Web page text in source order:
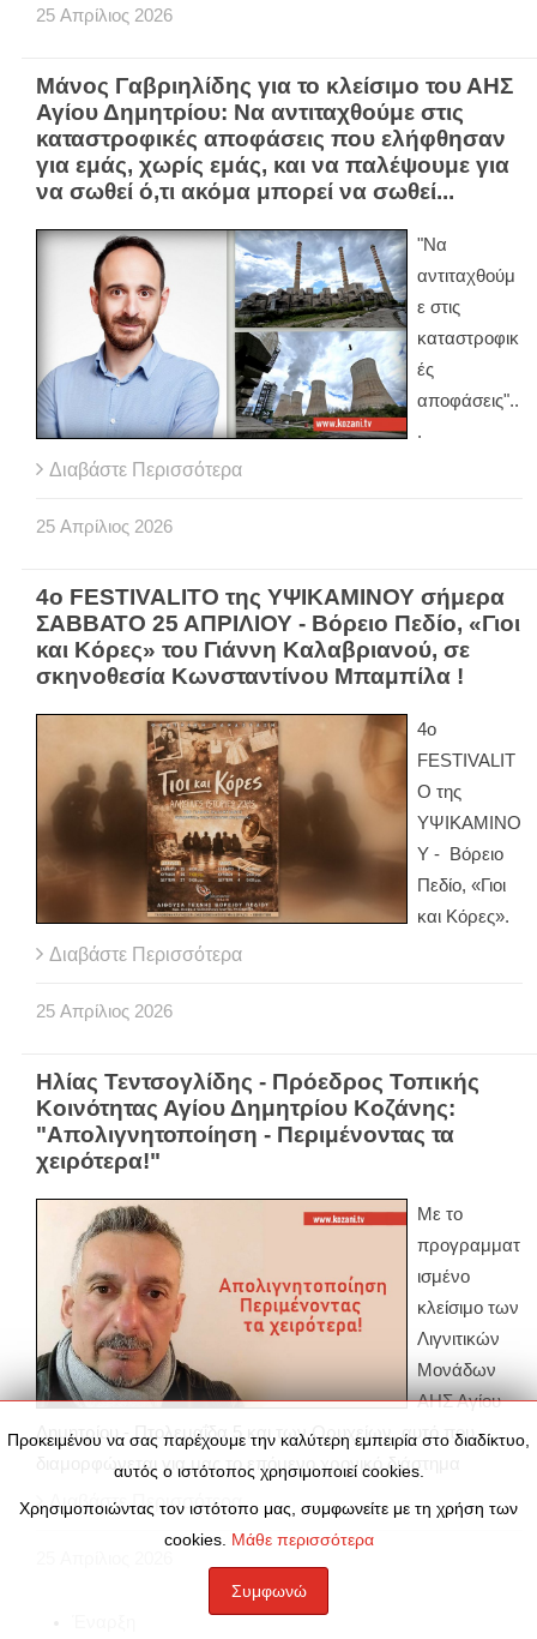
25 Απρίλιος 2026
Μάνος Γαβριηλίδης για το κλείσιμο του ΑΗΣ
Αγίου Δημητρίου: Να αντιταχθούμε στις
καταστροφικές αποφάσεις που ελήφθησαν
για εμάς, χωρίς εμάς, και να παλέψουμε για
να σωθεί ό,τι ακόμα μπορεί να σωθεί...
"Να
αντιταχθούμ
ε στις
καταστροφικ
ές
αποφάσεις"..
.
Διαβάστε Περισσότερα
25 Απρίλιος 2026
4ο FESTIVALITO της ΥΨΙΚΑΜΙΝΟΥ σήμερα
ΣΑΒΒΑΤΟ 25 ΑΠΡΙΛΙΟΥ - Βόρειο Πεδίο, «Γιοι
και Κόρες» του Γιάννη Καλαβριανού, σε
σκηνοθεσία Κωνσταντίνου Μπαμπίλα !
4ο
FESTIVALIT
O της
ΥΨΙΚΑΜΙΝΟ
Υ - Βόρειο
Πεδίο, «Γιοι
και Κόρες».
Διαβάστε Περισσότερα
25 Απρίλιος 2026
Ηλίας Τεντσογλίδης - Πρόεδρος Τοπικής
Κοινότητας Αγίου Δημητρίου Κοζάνης:
"Απολιγνητοποίηση - Περιμένοντας τα
χειρότερα!"
Με το
προγραμματ
ισμένο
κλείσιμο των
Λιγνιτικών
Μονάδων
ΑΗΣ Αγίου
Δημητρίου - Πτολεμαΐδα 5 και των Ορυχείων, αυτό που
διαμορφώνεται για μας το επόμενο χρονικό διάστημα
Διαβάστε Περισσότερα
Προκειμένου να σας παρέχουμε την καλύτερη εμπειρία στο διαδίκτυο,
αυτός ο ιστότοπος χρησιμοποιεί cookies.
Χρησιμοποιώντας τον ιστότοπο μας, συμφωνείτε με τη χρήση των
cookies. Μάθε περισσότερα
Συμφωνώ